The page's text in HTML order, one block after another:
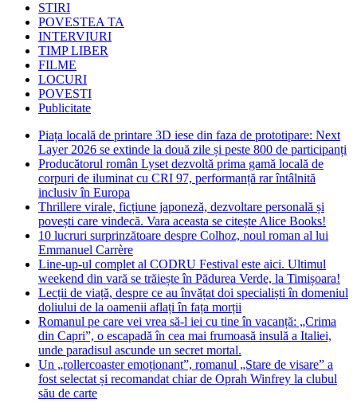
STIRI
POVESTEA TA
INTERVIURI
TIMP LIBER
FILME
LOCURI
POVESTI
Publicitate
Piața locală de printare 3D iese din faza de prototipare: Next
Layer 2026 se extinde la două zile și peste 800 de participanți
Producătorul român Lyset dezvoltă prima gamă locală de
corpuri de iluminat cu CRI 97, performanță rar întâlnită
inclusiv în Europa
Thrillere virale, ficțiune japoneză, dezvoltare personală și
povești care vindecă. Vara aceasta se citește Alice Books!
10 lucruri surprinzătoare despre Colhoz, noul roman al lui
Emmanuel Carrère
Line-up-ul complet al CODRU Festival este aici. Ultimul
weekend din vară se trăiește în Pădurea Verde, la Timișoara!
Lecții de viață, despre ce au învățat doi specialiști în domeniul
doliului de la oamenii aflați în fața morții
Romanul pe care vei vrea să-l iei cu tine în vacanță: „Crima
din Capri”, o escapadă în cea mai frumoasă insulă a Italiei,
unde paradisul ascunde un secret mortal.
Un „rollercoaster emoționant”, romanul „Stare de visare” a
fost selectat și recomandat chiar de Oprah Winfrey la clubul
său de carte